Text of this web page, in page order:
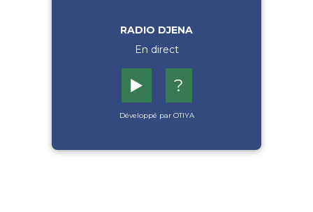
RADIO DJENA
En direct
▶️ ?
Développé par OTIYA